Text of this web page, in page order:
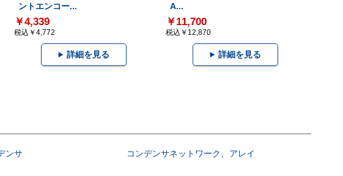
ントエンコー...
￥4,339
税込￥4,772
詳細を見る
A...
￥11,700
税込￥12,870
詳細を見る
ンサ コンデンサネットワーク、アレイ